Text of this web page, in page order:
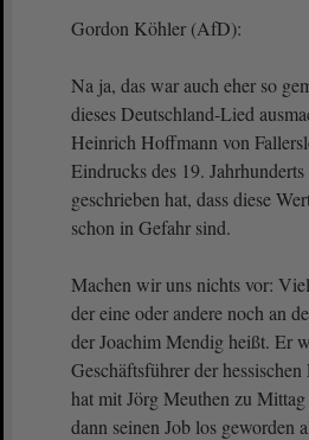
Gordon Köhler (AfD):
Na ja, das war auch eher so
dieses Deutschland-Lied
Heinrich Hoffmann von
Eindrucks des 19.
geschrieben hat, dass diese
schon in Gefahr sind.
Machen wir uns nichts vor:
der eine oder andere noch an
der Joachim Mendig heißt. Er
Geschäftsführer der
hat mit Jörg Meuthen zu Mittag
dann seinen Job los geworden